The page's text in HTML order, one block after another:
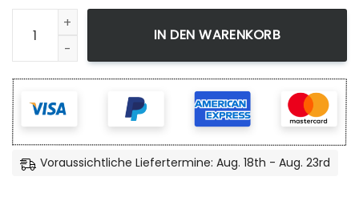
Boot Welle Modern - Leinwandbild Menge
IN DEN WARENKORB
Voraussichtliche Liefertermine: Aug. 18th - Aug. 23rd